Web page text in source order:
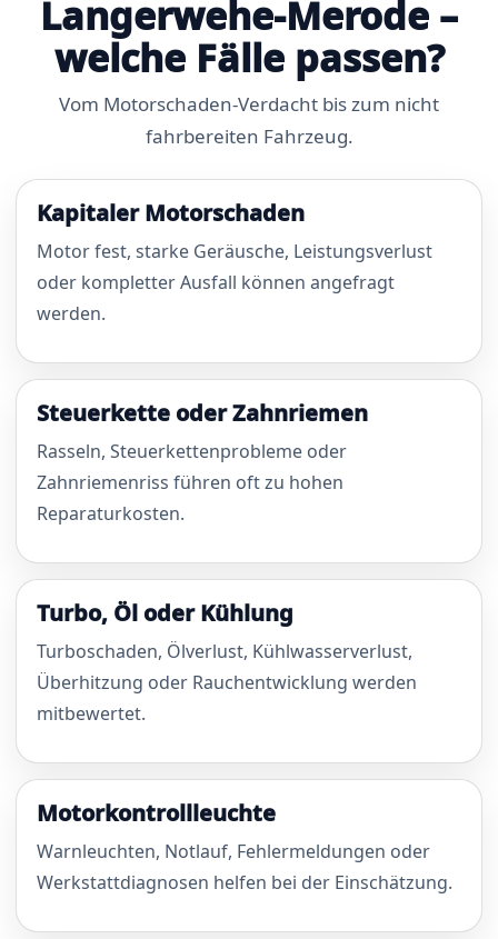
Langerwehe-Merode –
welche Fälle passen?
Vom Motorschaden-Verdacht bis zum nicht
fahrbereiten Fahrzeug.
Kapitaler Motorschaden
Motor fest, starke Geräusche, Leistungsverlust
oder kompletter Ausfall können angefragt
werden.
Steuerkette oder Zahnriemen
Rasseln, Steuerkettenprobleme oder
Zahnriemenriss führen oft zu hohen
Reparaturkosten.
Turbo, Öl oder Kühlung
Turboschaden, Ölverlust, Kühlwasserverlust,
Überhitzung oder Rauchentwicklung werden
mitbewertet.
Motorkontrollleuchte
Warnleuchten, Notlauf, Fehlermeldungen oder
Werkstattdiagnosen helfen bei der Einschätzung.